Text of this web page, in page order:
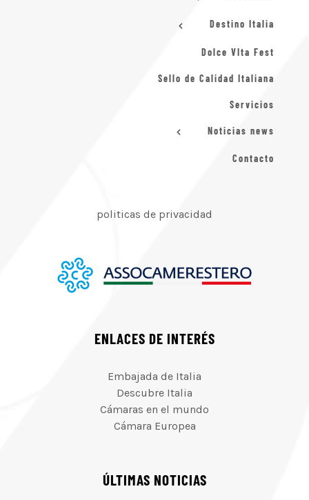
Destino Italia
Dolce VIta Fest
Sello de Calidad Italiana
Servicios
Noticias news
Contacto
politicas de privacidad
ENLACES DE INTERÉS
Embajada de Italia
Descubre Italia
Cámaras en el mundo
Cámara Europea
ÚLTIMAS NOTICIAS